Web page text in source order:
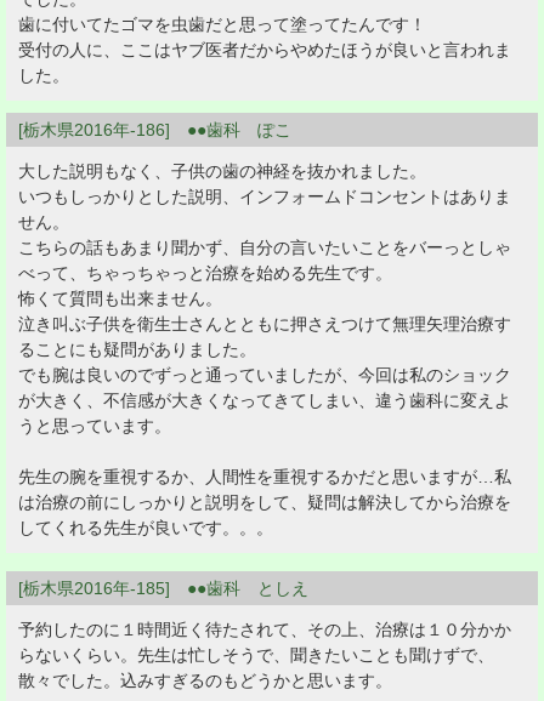
歯に付いてたゴマを虫歯だと思って塗ってたんです！
受付の人に、ここはヤブ医者だからやめたほうが良いと言われま
した。
[栃木県2016年-186] ●●歯科 ぽこ
大した説明もなく、子供の歯の神経を抜かれました。
いつもしっかりとした説明、インフォームドコンセントはありま
せん。
こちらの話もあまり聞かず、自分の言いたいことをバーっとしゃ
べって、ちゃっちゃっと治療を始める先生です。
怖くて質問も出来ません。
泣き叫ぶ子供を衛生士さんとともに押さえつけて無理矢理治療す
ることにも疑問がありました。
でも腕は良いのでずっと通っていましたが、今回は私のショック
が大きく、不信感が大きくなってきてしまい、違う歯科に変えよ
うと思っています。
先生の腕を重視するか、人間性を重視するかだと思いますが…私
は治療の前にしっかりと説明をして、疑問は解決してから治療を
してくれる先生が良いです。。。
[栃木県2016年-185] ●●歯科 としえ
予約したのに１時間近く待たされて、その上、治療は１０分かか
らないくらい。先生は忙しそうで、聞きたいことも聞けずで、
散々でした。込みすぎるのもどうかと思います。